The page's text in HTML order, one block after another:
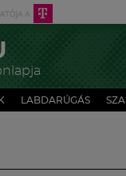
LABDARÚGÁS